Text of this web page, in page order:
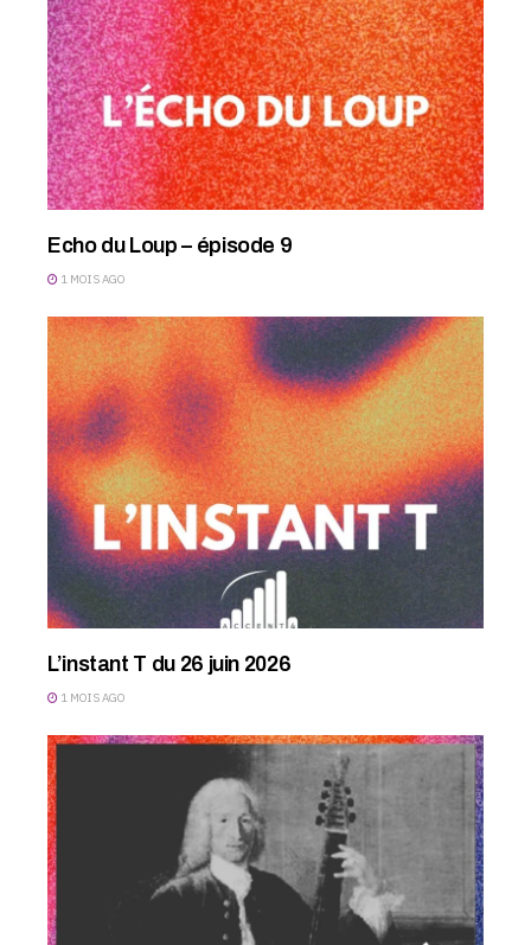
Echo du Loup – épisode 9
1 MOIS AGO
L’instant T du 26 juin 2026
1 MOIS AGO